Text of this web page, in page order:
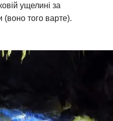
ущелині за
(воно того варте).